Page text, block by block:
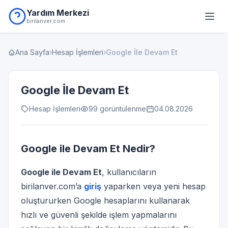
Yardım Merkezi
birilanver.com
Ana Sayfa›Hesap İşlemleri›Google İle Devam Et
Google İle Devam Et
Hesap İşlemleri 99 görüntülenme 04.08.2026
Google ile Devam Et Nedir?
Google ile Devam Et, kullanıcıların
birilanver.com’a giriş yaparken veya yeni hesap
oluştururken Google hesaplarını kullanarak
hızlı ve güvenli şekilde işlem yapmalarını